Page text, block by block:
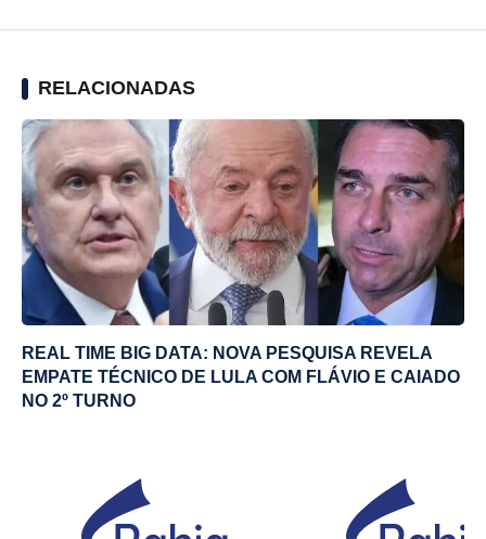
RELACIONADAS
REAL TIME BIG DATA: NOVA PESQUISA REVELA
EMPATE TÉCNICO DE LULA COM FLÁVIO E CAIADO
NO 2º TURNO